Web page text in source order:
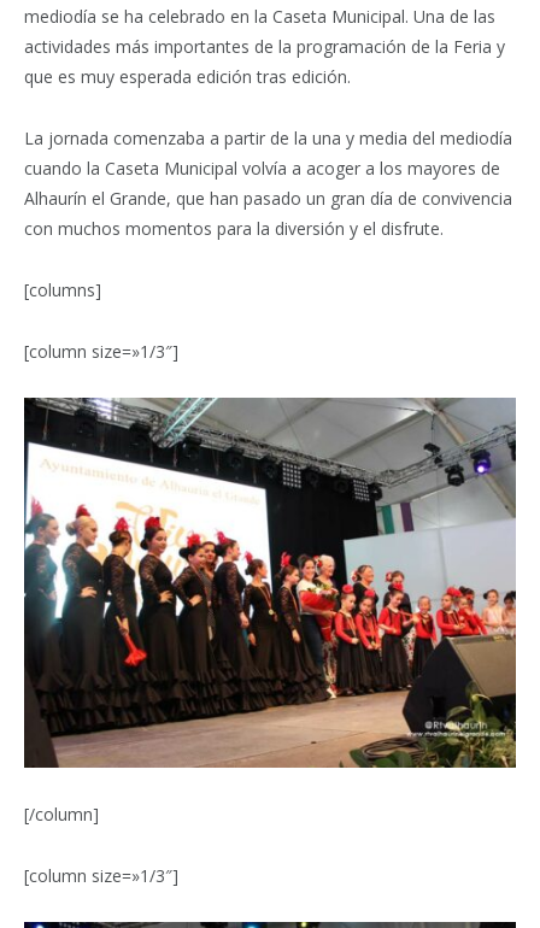
mediodía se ha celebrado en la Caseta Municipal. Una de las
actividades más importantes de la programación de la Feria y
que es muy esperada edición tras edición.
La jornada comenzaba a partir de la una y media del mediodía
cuando la Caseta Municipal volvía a acoger a los mayores de
Alhaurín el Grande, que han pasado un gran día de convivencia
con muchos momentos para la diversión y el disfrute.
[columns]
[column size=»1/3″]
[/column]
[column size=»1/3″]